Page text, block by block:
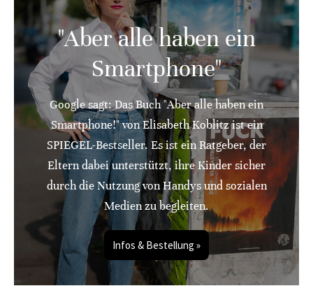
"Aber alle haben ein
Smartphone"
Google sagt: Das Buch "Aber alle haben ein
Smartphone!" von Elisabeth Koblitz ist ein
SPIEGEL-Bestseller. Es ist ein Ratgeber, der
Eltern dabei unterstützt, ihre Kinder sicher
durch die Nutzung von Handys und sozialen
Medien zu begleiten.
Infos & Bestellung »